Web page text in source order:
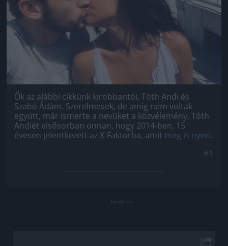
Ők az alábbi cikkünk kirobbantói, Tóth Andi és
Szabó Ádám. Szerelmesek, de amíg nem voltak
együtt, már ismerte a nevüket a közvélemény. Tóth
Andiét elsősorban onnan, hogy 2014-ben, 15
évesen jelentkezett az X-Faktorba, amit meg is nyert.